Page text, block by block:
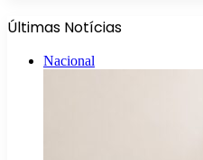
Últimas Notícias
Nacional